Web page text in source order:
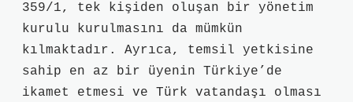
359/1, tek kişiden oluşan bir yönetim
kurulu kurulmasını da mümkün
kılmaktadır. Ayrıca, temsil yetkisine
sahip en az bir üyenin Türkiye’de
ikamet etmesi ve Türk vatandaşı olması